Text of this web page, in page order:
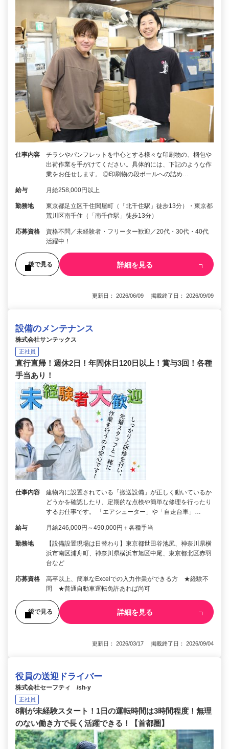
仕事内容
チラシやパンフレットを中心とする様々な印刷物の、梱包や
出荷作業を手がけてください。具体的には、下記のような作
業をお任せします。 ◎印刷物の段ボールへの詰め…
給与 月給258,000円以上
勤務地
東京都足立区千住関屋町（「北千住駅」徒歩13分）・東京都
荒川区南千住（「南千住駅」徒歩13分）
応募資格
資格不問／未経験者・フリーター歓迎／20代・30代・40代
活躍中！
後で見る 詳細を見る
更新日： 2026/06/09 掲載終了日： 2026/09/09
設備のメンテナンス
株式会社サンテックス
正社員
直行直帰！週休2日！年間休日120日以上！賞与3回！各種
手当あり！
仕事内容
建物内に設置されている「搬送設備」が正しく動いているか
どうかを確認したり、定期的な点検や簡単な修理を行ったり
するお仕事です。 「エアシューター」や「自走台車」…
給与 月給246,000円～490,000円＋各種手当
勤務地
【設備設置現場は日替わり】東京都世田谷池尻、神奈川県横
浜市南区浦舟町、神奈川県横浜市旭区中尾、東京都北区赤羽
台など
応募資格
高卒以上、簡単なExcelでの入力作業ができる方 ★経験不
問 ★普通自動車運転免許あれば尚可
後で見る 詳細を見る
更新日： 2026/03/17 掲載終了日： 2026/09/04
役員の送迎ドライバー
株式会社セーフティ /sh-y
正社員
8割が未経験スタート！1日の運転時間は3時間程度！無理
のない働き方で長く活躍できる！【首都圏】